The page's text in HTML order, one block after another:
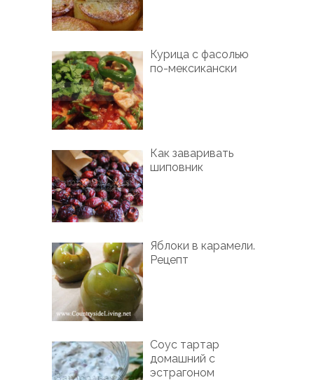
Курица с фасолью
по-мексикански
Как заваривать
шиповник
Яблоки в карамели.
Рецепт
Соус тартар
домашний с
эстрагоном